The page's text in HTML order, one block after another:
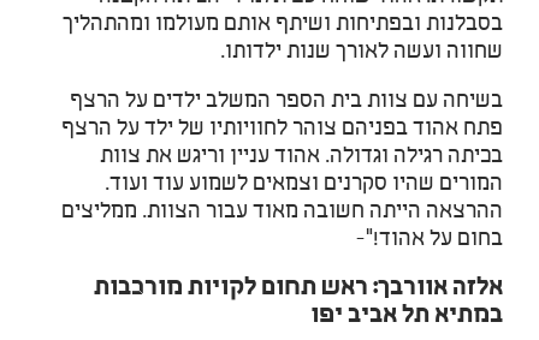
בסבלנות ובפתיחות ושיתף אותם מעולמו ומהתהליך
שחווה ועשה לאורך שנות ילדותו.
בשיחה עם צוות בית הספר המשלב ילדים על הרצף
פתח אהוד בפניהם צוהר לחוויותיו של ילד על הרצף
בכיתה רגילה וגדולה. אהוד עניין וריגש את צוות
המורים שהיו סקרנים וצמאים לשמוע עוד ועוד.
ההרצאה הייתה חשובה מאוד עבור הצוות. ממליצים
בחום על אהוד!"-
אלזה אוורבך: ראש תחום לקויות מורכבות
במתיא תל אביב יפו